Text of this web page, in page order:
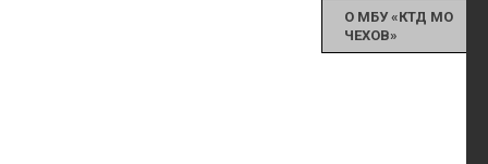
О МБУ «КТД МО
ЧЕХОВ»